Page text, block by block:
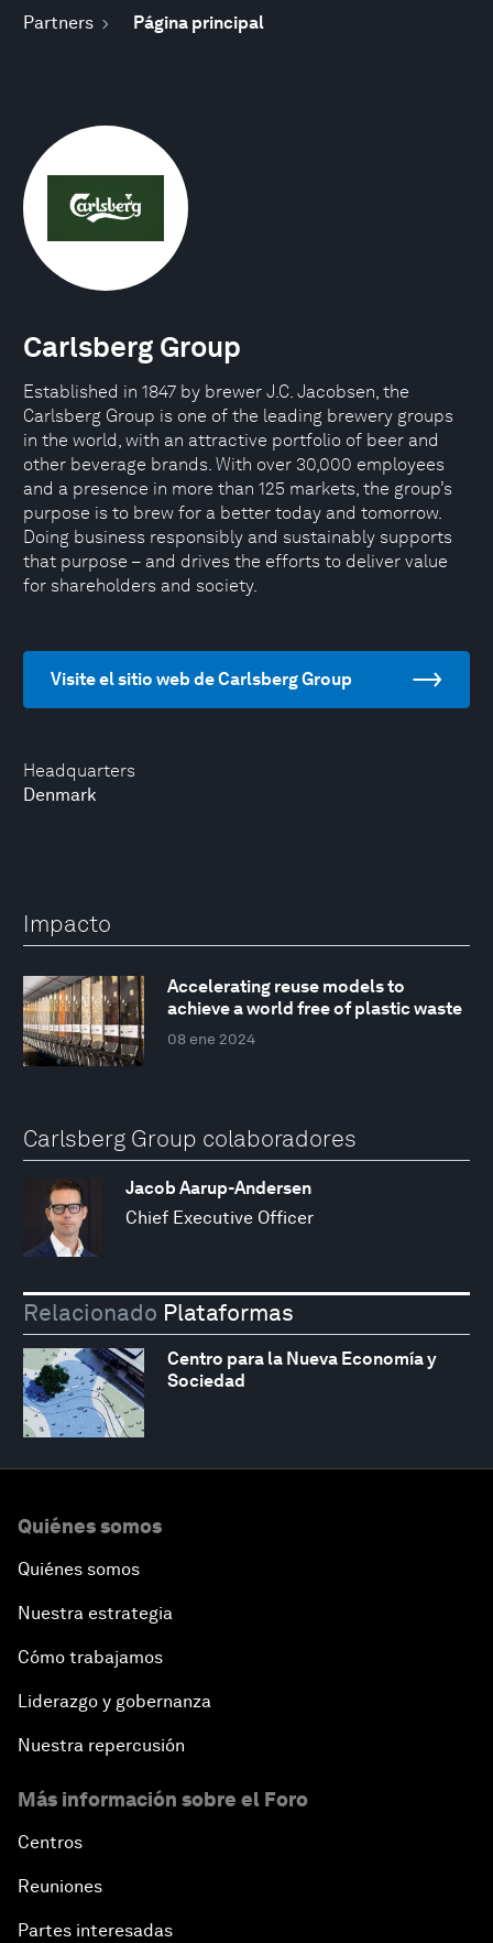
Partners Página principal
Headquarters
Denmark
Carlsberg Group
Established in 1847 by brewer J.C. Jacobsen, the
Carlsberg Group is one of the leading brewery groups
in the world, with an attractive portfolio of beer and
other beverage brands. With over 30,000 employees
and a presence in more than 125 markets, the group’s
purpose is to brew for a better today and tomorrow.
Doing business responsibly and sustainably supports
that purpose – and drives the efforts to deliver value
for shareholders and society.
Visite el sitio web de Carlsberg Group
Impacto
Accelerating reuse models to
achieve a world free of plastic waste
08 ene 2024
Carlsberg Group colaboradores
Jacob Aarup-Andersen
Chief Executive Officer
Relacionado Plataformas
Centro para la Nueva Economía y
Sociedad
Quiénes somos
Quiénes somos
Nuestra estrategia
Cómo trabajamos
Liderazgo y gobernanza
Nuestra repercusión
Más información sobre el Foro
Centros
Reuniones
Partes interesadas